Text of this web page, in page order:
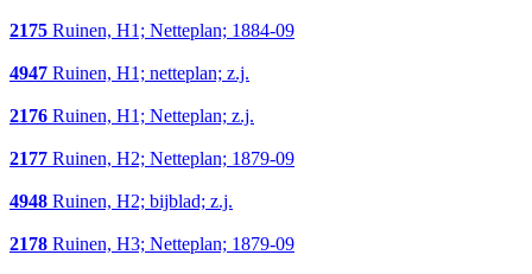
2175 Ruinen, H1; Netteplan; 1884-09
4947 Ruinen, H1; netteplan; z.j.
2176 Ruinen, H1; Netteplan; z.j.
2177 Ruinen, H2; Netteplan; 1879-09
4948 Ruinen, H2; bijblad; z.j.
2178 Ruinen, H3; Netteplan; 1879-09